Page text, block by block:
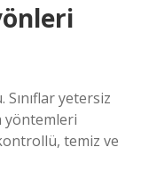
Sınıflar yetersiz
yöntemleri
temiz ve